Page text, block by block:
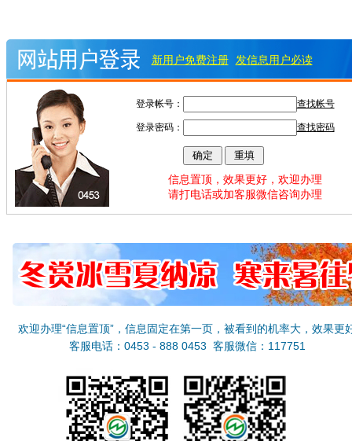
新用户免费注册 发信息用户必读
登录帐号： 查找帐号
登录密码： 查找密码
信息置顶，效果更好，欢迎办理
请打电话或加客服微信咨询办理
欢迎办理“信息置顶”，信息固定在第一页，被看到的机率大，效果更
客服电话：0453 - 888 0453 客服微信：117751